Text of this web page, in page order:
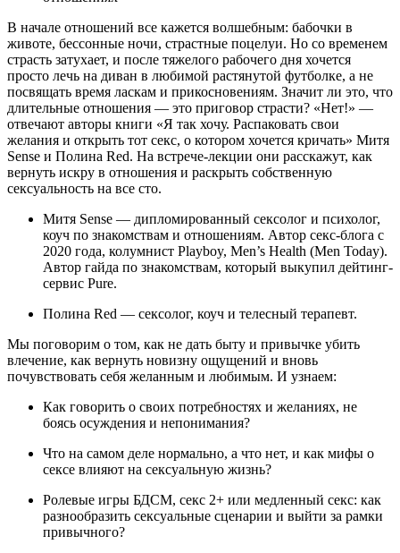
В начале отношений все кажется волшебным: бабочки в
животе, бессонные ночи, страстные поцелуи. Но со временем
страсть затухает, и после тяжелого рабочего дня хочется
просто лечь на диван в любимой растянутой футболке, а не
посвящать время ласкам и прикосновениям. Значит ли это, что
длительные отношения — это приговор страсти? «Нет!» —
отвечают авторы книги «Я так хочу. Распаковать свои
желания и открыть тот секс, о котором хочется кричать» Митя
Sense и Полина Red. На встрече-лекции они расскажут, как
вернуть искру в отношения и раскрыть собственную
сексуальность на все сто.
Митя Sense — дипломированный сексолог и психолог,
коуч по знакомствам и отношениям. Автор секс-блога с
2020 года, колумнист Playboy, Men’s Health (Men Today).
Автор гайда по знакомствам, который выкупил дейтинг-
сервис Pure.
Полина Red — сексолог, коуч и телесный терапевт.
Мы поговорим о том, как не дать быту и привычке убить
влечение, как вернуть новизну ощущений и вновь
почувствовать себя желанным и любимым. И узнаем:
Как говорить о своих потребностях и желаниях, не
боясь осуждения и непонимания?
Что на самом деле нормально, а что нет, и как мифы о
сексе влияют на сексуальную жизнь?
Ролевые игры БДСМ, секс 2+ или медленный секс: как
разнообразить сексуальные сценарии и выйти за рамки
привычного?